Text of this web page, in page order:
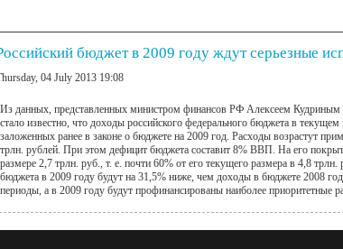
бюджет в 2009 году ждут серьезные
04 July 2013 19:08
Из данных, представленных министром финансов РФ Алексеем Кудриным
стало известно, что доходы российского федерального бюджета в
заложенных ранее в законе о бюджете на 2009 год. Расходы возрастут
трлн. рублей. При этом дефицит бюджета составит 8% ВВП. На его
размере 2,7 трлн. руб., т. е. почти 60% от его текущего размера в 4,8
бюджета в 2009 году будут на 31,5% ниже, чем доходы в бюджете 2008
периоды, а в 2009 году будут профинансированы наиболее приоритетные